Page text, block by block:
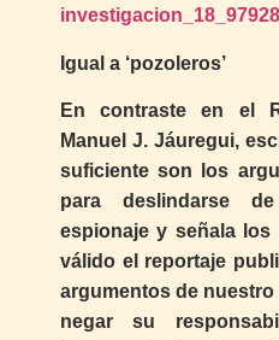
Igual a ‘pozoleros’
En contraste en el
Manuel J. Jáuregui,
suficiente son los
para deslindarse
espionaje y señala
válido el reportaje
argumentos de
negar su